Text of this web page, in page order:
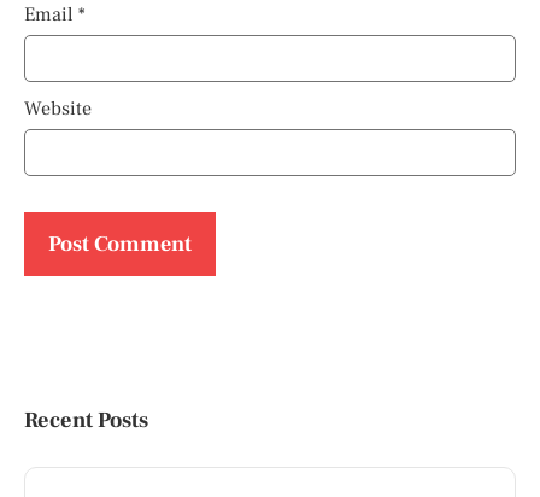
Email *
Website
Recent Posts